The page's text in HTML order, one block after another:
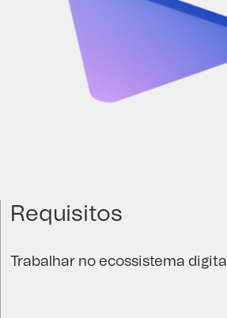
Requisitos
Trabalhar no ecossistema digital